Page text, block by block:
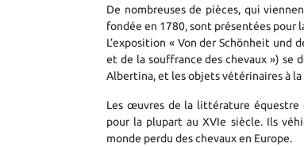
De nombreuses de pièces, qui
fondée en 1780, sont présentées pour
L’exposition « Von der Schönheit und
et de la souffrance des chevaux ») se
Albertina, et les objets vétérinaires à
Les œuvres de la littérature équestre
pour la plupart au XVIe siècle. Ils
monde perdu des chevaux en Europe.